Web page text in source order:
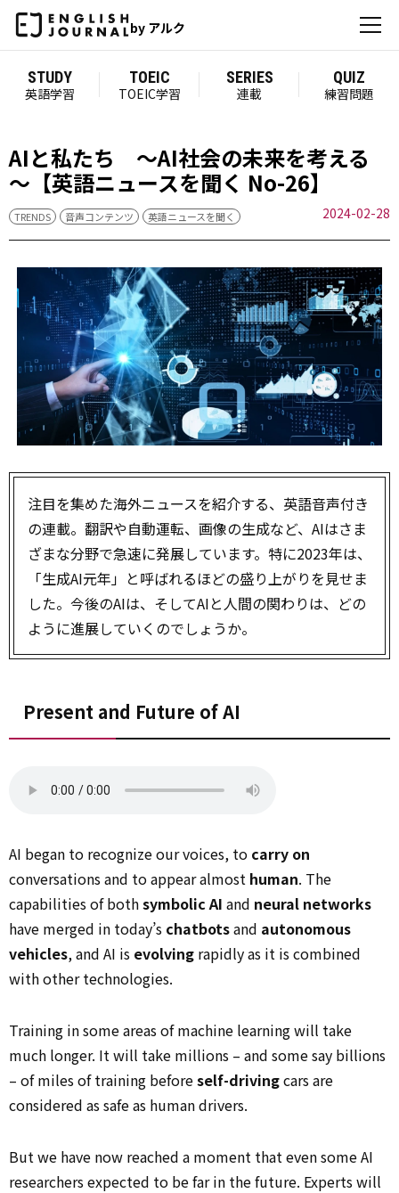
by アルク
STUDY
英語学習
TOEIC
TOEIC学習
SERIES
連載
QUIZ
練習問題
AIと私たち ～AI社会の未来を考える
～【英語ニュースを聞く No-26】
TRENDS 音声コンテンツ 英語ニュースを聞く 2024-02-28
注目を集めた海外ニュースを紹介する、英語音声付き
の連載。翻訳や自動運転、画像の生成など、AIはさま
ざまな分野で急速に発展しています。特に2023年は、
「生成AI元年」と呼ばれるほどの盛り上がりを見せま
した。今後のAIは、そしてAIと人間の関わりは、どの
ように進展していくのでしょうか。
Present and Future of AI
AI began to recognize our voices, to carry on
conversations and to appear almost human. The
capabilities of bothsymbolic AI and neural networks
have merged in today’s chatbotsand autonomous
vehicles, and AI is evolving rapidly as it is combined
with other technologies.
Training in some areas of machine learning will take
much longer. It will take millions – and some say billions
– of miles of training beforeself-drivingcars are
considered as safe as human drivers.
But we have now reached a moment that even some AI
researchers expected to be far in the future. Experts will